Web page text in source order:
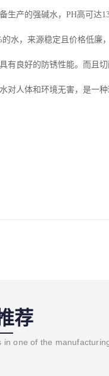
产的强碱水，PH高可达
水，来源稳定且价格低
有良好的防锈性能。而且
对人体和环境无害，是一
荐
one of the